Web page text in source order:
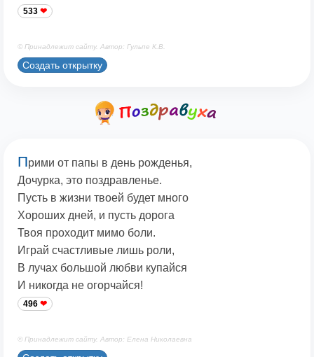
533
© Принадлежит сайту. Автор: Гульпе К.В.
Создать открытку
Прими от папы в день рожденья,
Дочурка, это поздравленье.
Пусть в жизни твоей будет много
Хороших дней, и пусть дорога
Твоя проходит мимо боли.
Играй счастливые лишь роли,
В лучах большой любви купайся
И никогда не огорчайся!
496
© Принадлежит сайту. Автор: Елена Николаевна